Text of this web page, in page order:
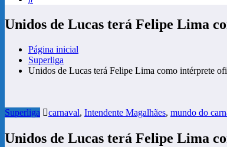
Unidos de Lucas terá Felipe Lima
Página inicial
Superliga
Unidos de Lucas terá Felipe Lima como intérprete
Superliga carnaval, Intendente Magalhães, mundo do
Unidos de Lucas terá Felipe Lima